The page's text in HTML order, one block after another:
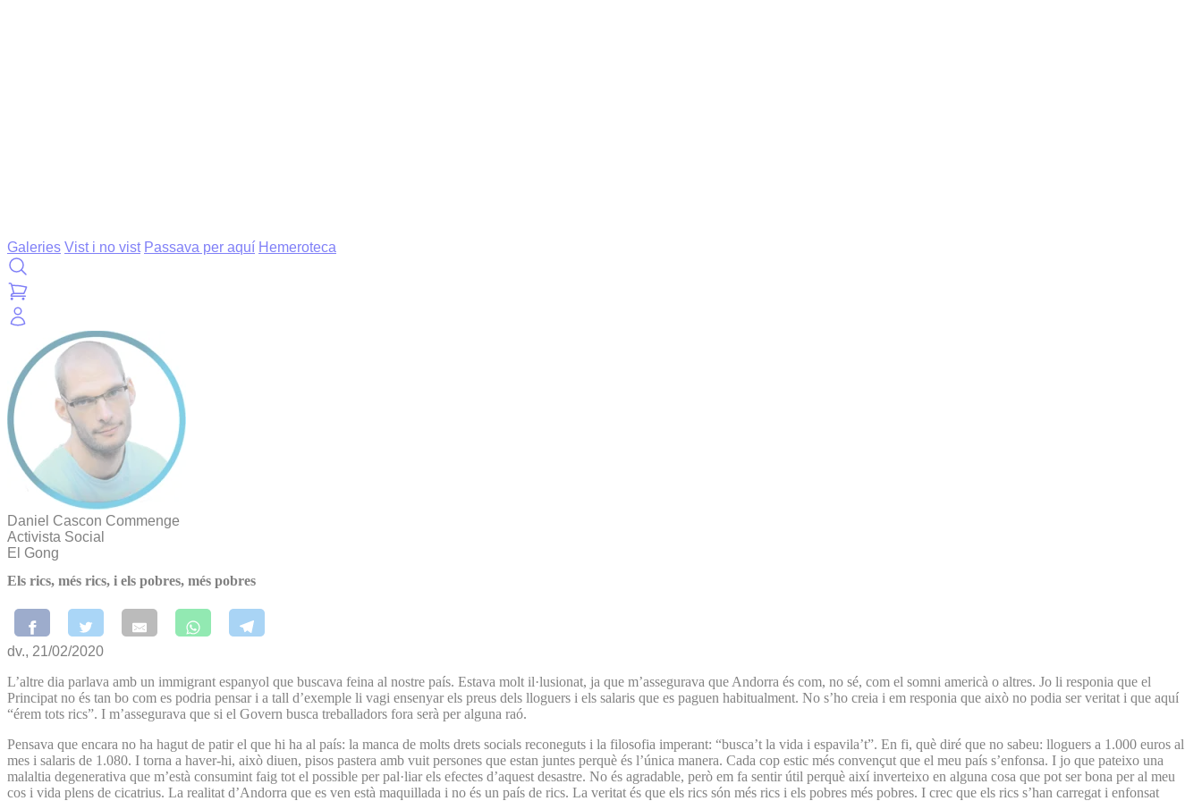
Galeries Vist i no vist Passava per aquí Hemeroteca
Daniel Cascon Commenge
Activista Social
El Gong
Els rics, més rics, i els pobres, més pobres
dv., 21/02/2020
L’altre dia parlava amb un immigrant espanyol que buscava feina al nostre país. Estava molt il·lusionat, ja que m’assegurava que Andorra és com, no sé, com el somni americà o altres. Jo li responia que el
Principat no és tan bo com es podria pensar i a tall d’exemple li vagi ensenyar els preus dels lloguers i els salaris que es paguen habitualment. No s’ho creia i em responia que això no podia ser veritat i que aquí
“érem tots rics”. I m’assegurava que si el Govern busca treballadors fora serà per alguna raó.
Pensava que encara no ha hagut de patir el que hi ha al país: la manca de molts drets socials reconeguts i la filosofia imperant: “busca’t la vida i espavila’t”. En fi, què diré que no sabeu: lloguers a 1.000 euros al
mes i salaris de 1.080. I torna a haver-hi, això diuen, pisos pastera amb vuit persones que estan juntes perquè és l’única manera. Cada cop estic més convençut que el meu país s’enfonsa. I jo que pateixo una
malaltia degenerativa que m’està consumint faig tot el possible per pal·liar els efectes d’aquest desastre. No és agradable, però em fa sentir útil perquè així inverteixo en alguna cosa que pot ser bona per al meu
cos i vida plens de cicatrius. La realitat d’Andorra que es ven està maquillada i no és un país de rics. La veritat és que els rics són més rics i els pobres més pobres. I crec que els rics s’han carregat i enfonsat